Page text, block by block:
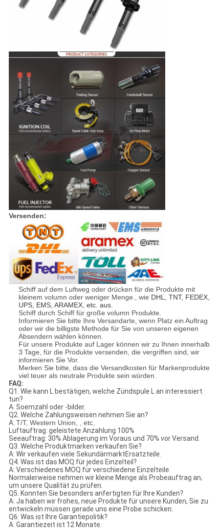
Versenden:
Schiff auf dem Luftweg oder drücken für die Produkte mit
kleinem volumn oder weniger Menge., wie DHL, TNT, FEDEX,
UPS, EMS, ARAMEX, etc. aus.
Schiff durch Schiff für große volumn Produkte.
Informieren Sie bitte Ihre Versandarte, wenn Platz ein Auftrag
oder wir die billigste Methode für Sie von unseren eigenen
Absendern wählen können.
Für unsere Produkte auf Lager können wir zu Ihnen innerhalb
3 Tage, für die Produkte versenden, die vergriffen sind, wir
informieren Sie Vor.
Merken Sie bitte, dass die Versandkosten für Markenprodukte
viel teuer als neutrale Produkte sein würden.
FAQ:
Q1. Wie kann L bestätigen, welche Zündspule L an interessiert
tun?
A: Soemzahl oder -bilder.
Q2. Welche Zahlungsweisen nehmen Sie an?
A: T/T, Western Union, , etc.
Luftauftrag: geleistete Anzahlung 100%
Seeauftrag: 30% Ablagerung im Voraus und 70% vor Versand.
Q3. Welche Produktmarken verkaufen Sie?
A: Wir verkaufen viele SekundärmarktErsatzteile.
Q4. Was ist das MOQ für jedes Einzelteil?
A: Verschiedenes MOQ für verschiedene Einzelteile.
Normalerweise nehmen wir kleine Menge als Probeauftrag an,
um unsere Qualität zu prüfen.
Q5. Konnten Sie besonders anfertigten für Ihre Kunden?
A: Ja haben wir frohes, neue Produkte für unsere Kunden, Sie zu
entwickeln müssen gerade uns eine Probe schicken.
Q6: Was ist Ihre Garantiepolitik?
A: Garantiezeit ist 12 Monate.